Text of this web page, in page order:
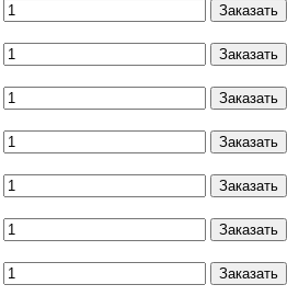
Заказать
Заказать
Заказать
Заказать
Заказать
Заказать
Заказать